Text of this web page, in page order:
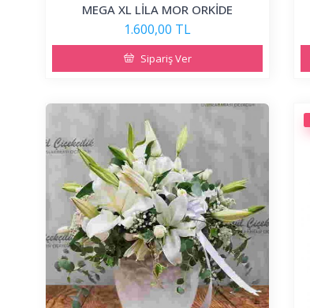
MEGA XL LİLA MOR ORKİDE
1.600,00 TL
Sipariş Ver